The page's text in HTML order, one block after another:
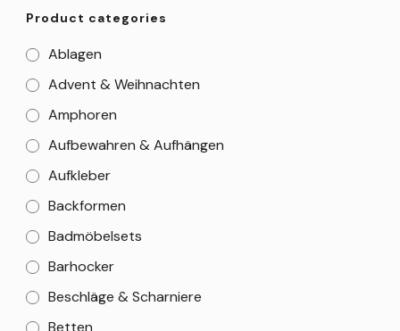
Product categories
Ablagen
Advent & Weihnachten
Amphoren
Aufbewahren & Aufhängen
Aufkleber
Backformen
Badmöbelsets
Barhocker
Beschläge & Scharniere
Betten